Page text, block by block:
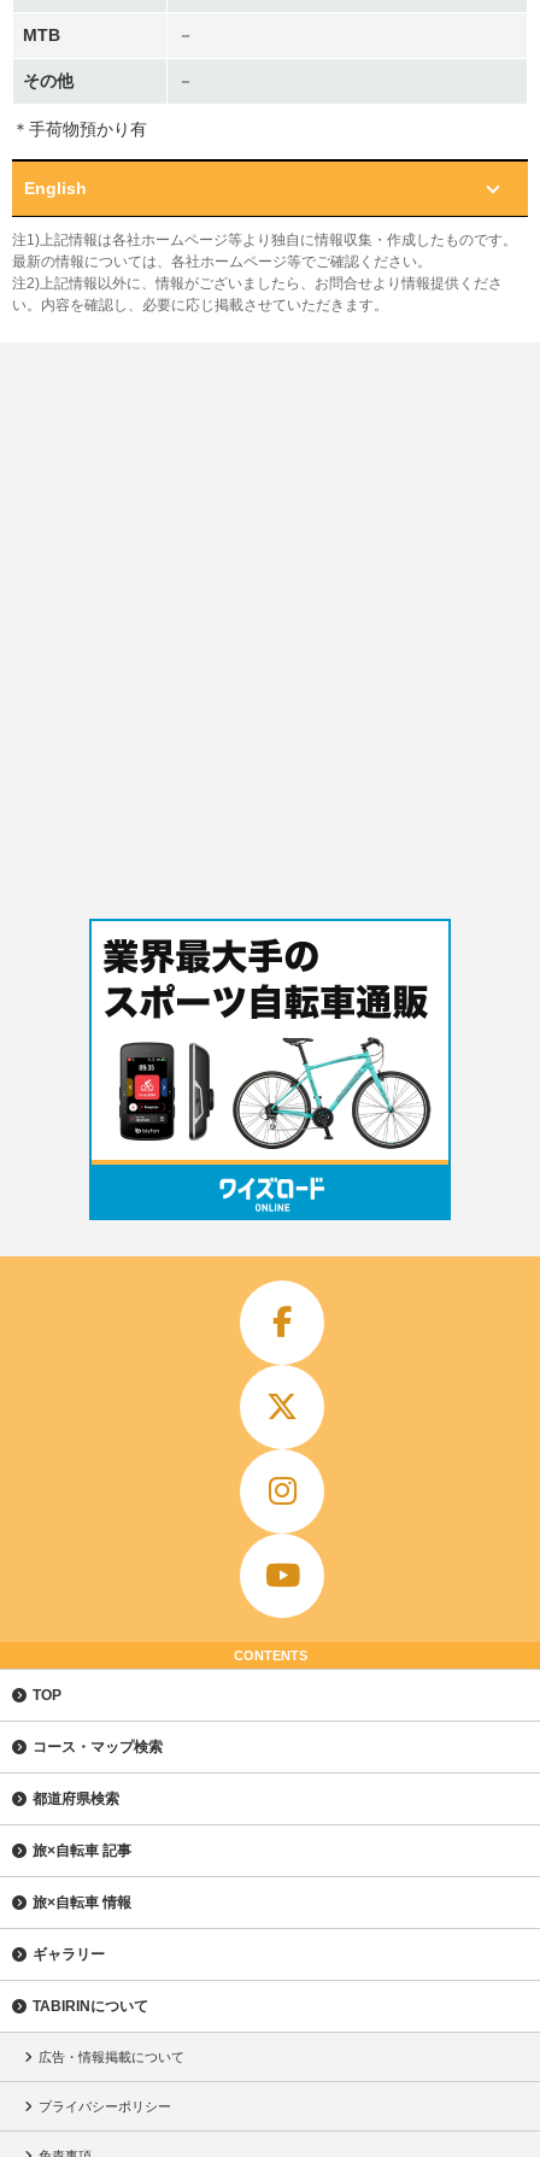
MTB －
その他 －
＊手荷物預かり有
English
注1)上記情報は各社ホームページ等より独自に情報収集・作成したものです。
最新の情報については、各社ホームページ等でご確認ください。
注2)上記情報以外に、情報がございましたら、お問合せより情報提供くださ
い。内容を確認し、必要に応じ掲載させていただきます。
CONTENTS
TOP
コース・マップ検索
都道府県検索
旅×自転車 記事
旅×自転車 情報
ギャラリー
TABIRINについて
広告・情報掲載について
プライバシーポリシー